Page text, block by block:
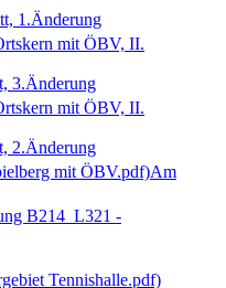
1.Änderung
3.Änderung
2.Änderung
Am